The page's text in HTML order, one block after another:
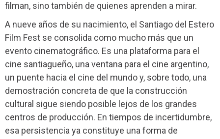
filman, sino también de quienes aprenden a mirar.
A nueve años de su nacimiento, el Santiago del Estero
Film Fest se consolida como mucho más que un
evento cinematográfico. Es una plataforma para el
cine santiagueño, una ventana para el cine argentino,
un puente hacia el cine del mundo y, sobre todo, una
demostración concreta de que la construcción
cultural sigue siendo posible lejos de los grandes
centros de producción. En tiempos de incertidumbre,
esa persistencia ya constituye una forma de